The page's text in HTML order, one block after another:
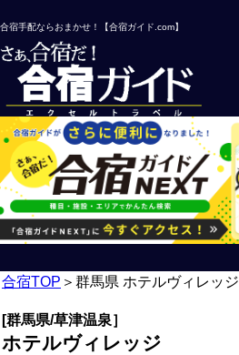
合宿手配ならおまかせ！【合宿ガイド.com】
合宿TOP ＞ 群馬県 ホテルヴィレッジ
[群馬県/草津温泉］
ホテルヴィレッジ